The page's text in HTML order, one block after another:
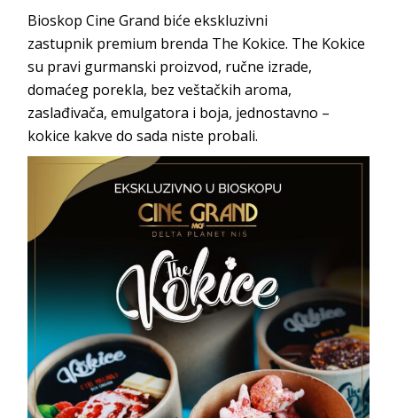
Bioskop Cine Grand biće ekskluzivni
zastupnik premium brenda The Kokice. The Kokice
su pravi gurmanski proizvod, ručne izrade,
domaćeg porekla, bez veštačkih aroma,
zaslađivača, emulgatora i boja, jednostavno –
kokice kakve do sada niste probali.